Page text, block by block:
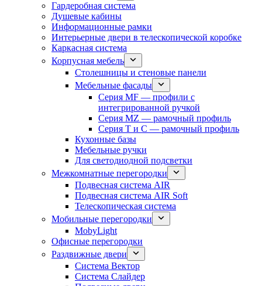
Гардеробная система
Душевые кабины
Информационные рамки
Интерьерные двери в телескопической коробке
Каркасная система
Корпусная мебель
Столешницы и стеновые панели
Мебельные фасады
Серия MF — профили с
интегрированной ручкой
Серия MZ — рамочный профиль
Серия T и C — рамочный профиль
Кухонные базы
Мебельные ручки
Для светодиодной подсветки
Межкомнатные перегородки
Подвесная система AIR
Подвесная система AIR Soft
Телескопическая система
Мобильные перегородки
MobyLight
Офисные перегородки
Раздвижные двери
Система Вектор
Система Слайдер